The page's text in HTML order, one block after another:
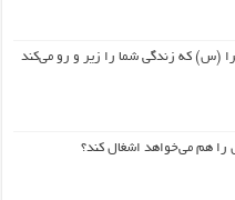
(س) که زندگی شما را زیر و رو می‌کند
هم می‌خواهد اشغال کند؟